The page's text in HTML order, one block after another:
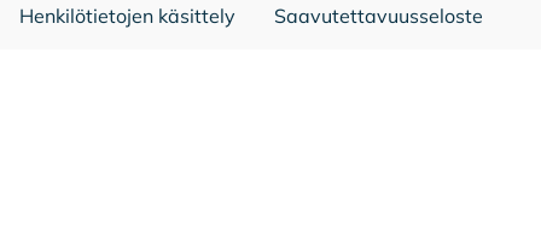
Henkilötietojen käsittely Saavutettavuusseloste